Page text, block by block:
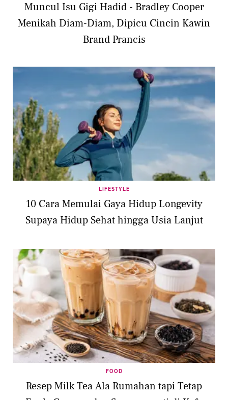
Muncul Isu Gigi Hadid - Bradley Cooper
Menikah Diam-Diam, Dipicu Cincin Kawin
Brand Prancis
LIFESTYLE
10 Cara Memulai Gaya Hidup Longevity
Supaya Hidup Sehat hingga Usia Lanjut
FOOD
Resep Milk Tea Ala Rumahan tapi Tetap